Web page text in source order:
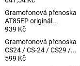
Gramofonová přenoska
AT85EP originál...
939 Kč
Gramofonová přenoska
CS24 / CS-24 / CS29 /...
599 Kč